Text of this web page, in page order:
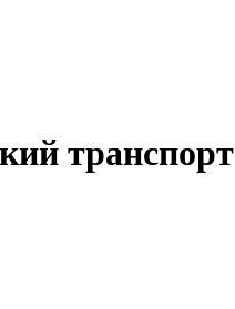
транспорт